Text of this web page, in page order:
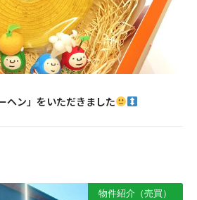
ヘン」をいただきました
物件紹介（売買）